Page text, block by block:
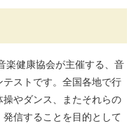
楽健康協会が主催する、音
ストです。全国各地で行
やダンス、またそれらの
信することを目的として